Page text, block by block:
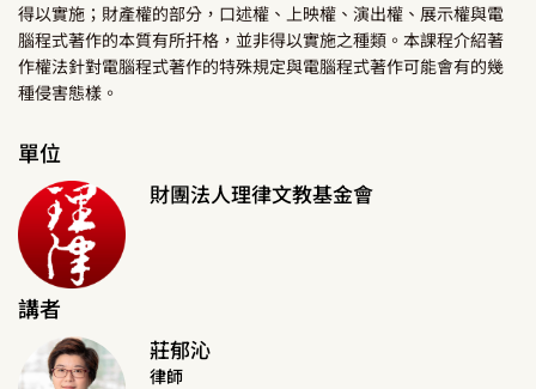
得以實施；財產權的部分，口述權、上映權、演出權、展示權與電
腦程式著作的本質有所扞格，並非得以實施之種類。本課程介紹著
作權法針對電腦程式著作的特殊規定與電腦程式著作可能會有的幾
種侵害態樣。
單位
財團法人理律文教基金會
講者
莊郁沁
律師